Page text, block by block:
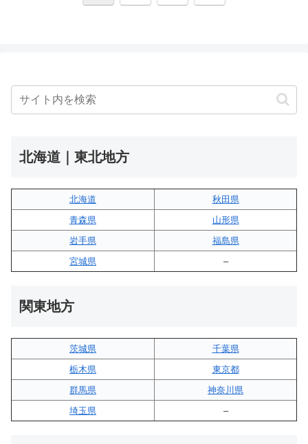
北海道｜東北地方
北海道
秋田県
青森県
山形県
岩手県
福島県
宮城県
–
関東地方
茨城県
千葉県
栃木県
東京都
群馬県
神奈川県
埼玉県
–